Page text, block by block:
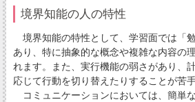
境界知能の人の特性
境界知能の特性として、学習面では「
あり、特に抽象的な概念や複雑な内容の
れます。また、実行機能の弱さがあり、
応じて行動を切り替えたりすることが苦手
コミュニケーションにおいては、簡単